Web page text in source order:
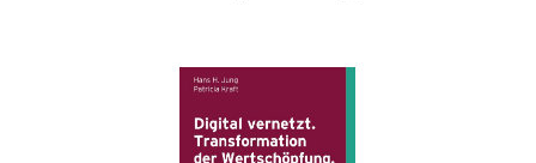
Bildergalerie überspringen